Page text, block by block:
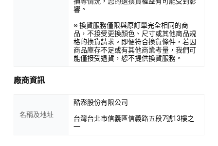
響。
※ 換貨服務僅限與原訂單完全相同的商
品，不接受更換顏色、尺寸或其他商品規
格的換貨請求。即便符合換貨條件，若因
商品庫存不足或有其他商業考量，我們可
能僅接受退貨，恕不提供換貨服務。
廠商資訊
名稱及地址
酷澎股份有限公司
台灣台北市信義區信義路五段7號13樓之
一